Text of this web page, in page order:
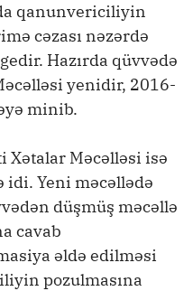
qanunvericiliyin
cəzası nəzərdə
Hazırda qüvvədə
yenidir, 2016-
minib.
Xətalar Məcəlləsi isə
Yeni məcəllədə
düşmüş məcəllə
cavab
əldə edilməsi
pozulmasına